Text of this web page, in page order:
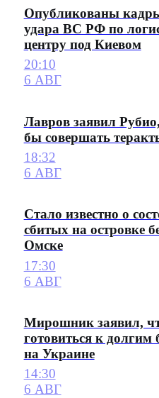
Опубликованы
удара ВС РФ по
центру под Киевом
20:10
6 АВГ
Лавров заявил
бы совершать
18:32
6 АВГ
Стало известно о
сбитых на островке
Омске
17:30
6 АВГ
Мирошник заявил,
готовиться к долгим
на Украине
14:30
6 АВГ